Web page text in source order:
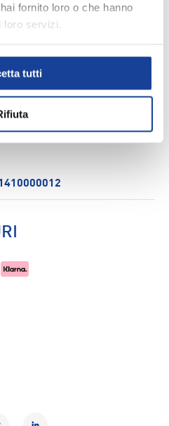
fornito loro o che hanno
loro servizi.
tutti
- Unisex